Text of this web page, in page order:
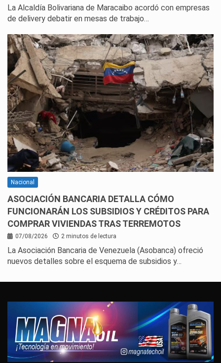
La Alcaldía Bolivariana de Maracaibo acordó con empresas
de delivery debatir en mesas de trabajo…
Nacional
ASOCIACIÓN BANCARIA DETALLA CÓMO
FUNCIONARÁN LOS SUBSIDIOS Y CRÉDITOS PARA
COMPRAR VIVIENDAS TRAS TERREMOTOS
07/08/2026 2 minutos de lectura
La Asociación Bancaria de Venezuela (Asobanca) ofreció
nuevos detalles sobre el esquema de subsidios y…